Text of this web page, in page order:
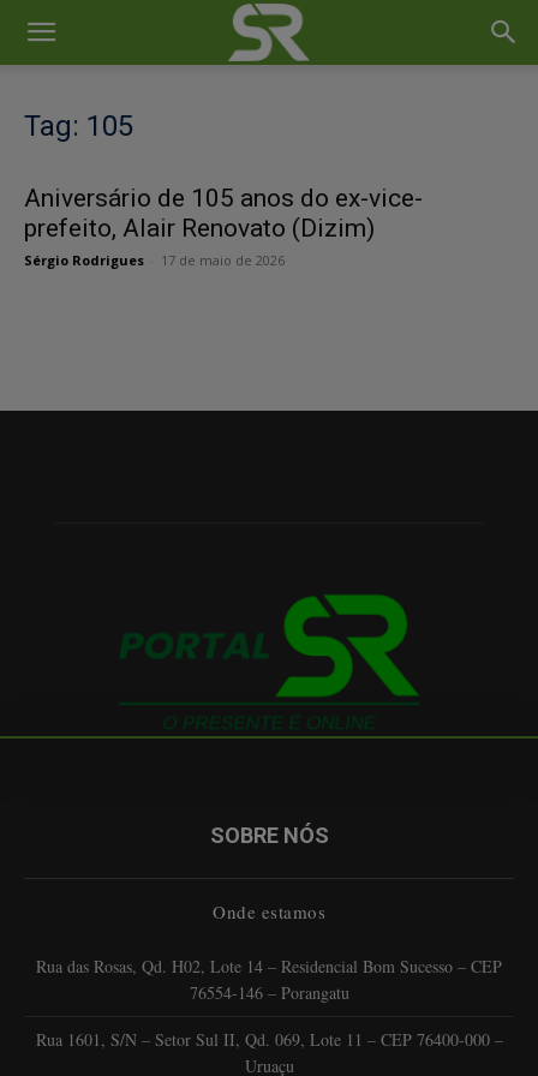
Tag: 105
Aniversário de 105 anos do ex-vice-
prefeito, Alair Renovato (Dizim)
Sérgio Rodrigues 17 de maio de 2026
SOBRE NÓS
Onde estamos
Rua das Rosas, Qd. H02, Lote 14 – Residencial Bom Sucesso – CEP
76554-146 – Porangatu
Rua 1601, S/N – Setor Sul II, Qd. 069, Lote 11 – CEP 76400-000 –
Uruaçu